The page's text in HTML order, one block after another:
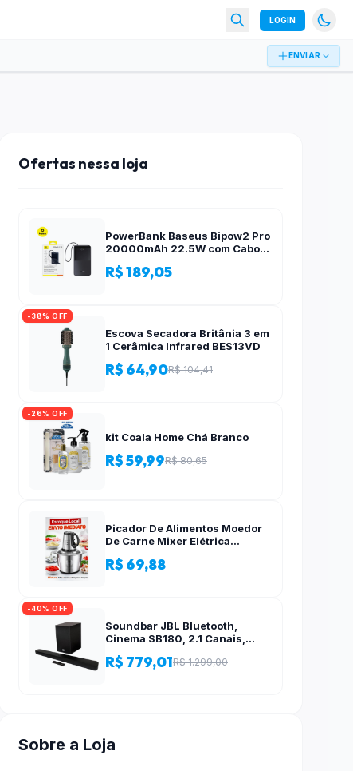
LOGIN
ENVIAR
Ofertas nessa loja
PowerBank Baseus Bipow2 Pro
20000mAh 22.5W com Cabo
EnerFill FC51
R$ 189,05
-38% OFF
Escova Secadora Britânia 3 em
1 Cerâmica Infrared BES13VD
R$ 64,90R$ 104,41
-26% OFF
kit Coala Home Chá Branco
R$ 59,99R$ 80,65
Picador De Alimentos Moedor
De Carne Mixer Elétrica
Alho – 110v-220v
R$ 69,88
-40% OFF
Soundbar JBL Bluetooth,
Cinema SB180, 2.1 Canais,
110W RMS
R$ 779,01R$ 1.299,00
Sobre a Loja